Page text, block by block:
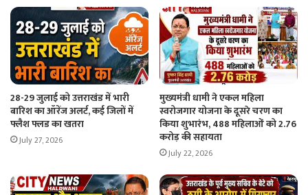
28-29 जुलाई को उत्तराखंड में भारी
बारिश का ऑरेंज अलर्ट, कई जिलों में
फ्लैश फ्लड का खतरा
July 27, 2026
मुख्यमंत्री धामी ने एकल महिला
स्वरोजगार योजना के दूसरे चरण का
किया शुभारंभ, 488 महिलाओं को 2.76
करोड़ की सहायता
July 22, 2026